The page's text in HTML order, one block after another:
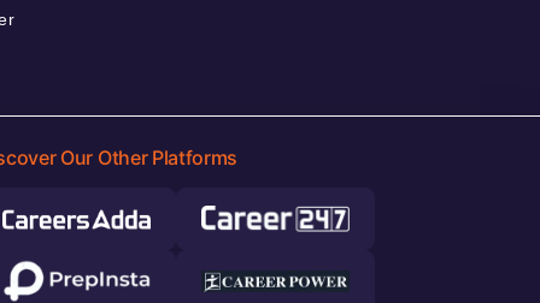
Our Other Platforms